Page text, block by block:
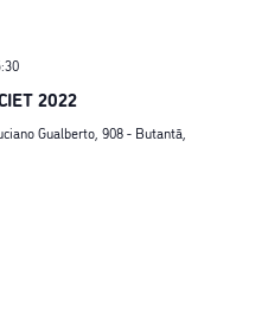
v
2022
Gualberto, 908 - Butantã,